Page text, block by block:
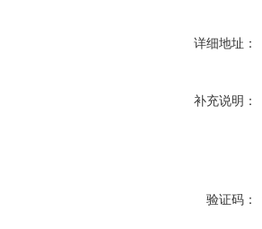
详细地址：
补充说明：
验证码：